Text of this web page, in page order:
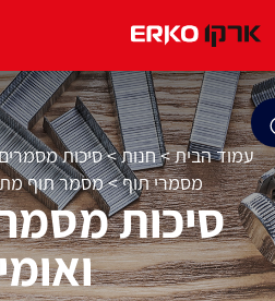
עמוד הבית>חנות>סיכות
מסמרי תוף>מסמר תוף
סיכות